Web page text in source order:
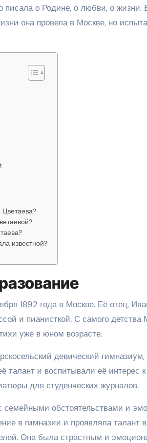
о Родине, о любви, о жизни.
она провела в Москве, но
Цветаева?
известной?
1892 года в Москве. Её отец,
и пианисткой. С самого детства
уже в юном возрасте.
девический гимназиум,
талант и воспитывали её интерес
для студенческих журналов.
семейными обстоятельствами и
в гимназии и проявляла талант
Она была страстным и